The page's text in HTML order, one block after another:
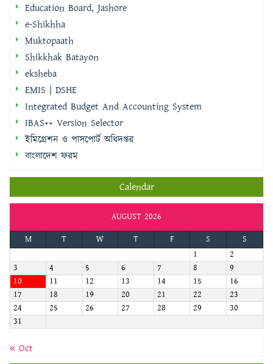
Education Board, Jashore
e-Shikhha
Muktopaath
Shikkhak Batayon
eksheba
EMIS | DSHE
Integrated Budget And Accounting System
IBAS++ Version Selector
ইমিগ্রেশন ও পাসপোর্ট অধিদপ্তর
বাংলাদেশ ফরম
Calendar
AUGUST 2026
M
T W T F S
S
1
2
3
4 5 6 7 8
9
10
11 12 13 14 15
16
17
18 19 20 21 22
23
24
25 26 27 28 29
30
31
« Oct